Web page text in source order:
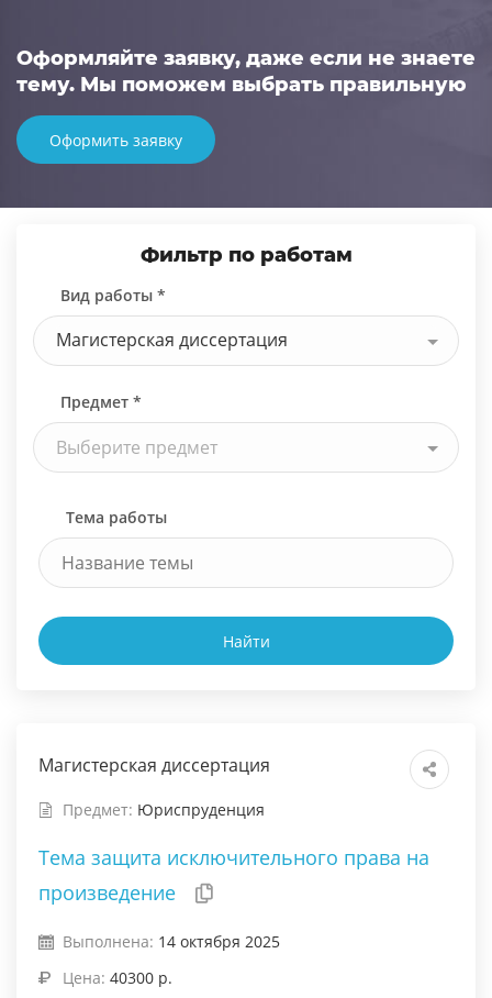
Оформляйте заявку, даже если не знаете
тему. Мы поможем выбрать правильную
Оформить заявку
Фильтр по работам
Вид работы *
Магистерская диссертация
Предмет *
Выберите предмет
Тема работы
Найти
Магистерская диссертация
Предмет: Юриспруденция
Тема защита исключительного права на
произведение
Выполнена: 14 октября 2025
Цена: 40300 р.